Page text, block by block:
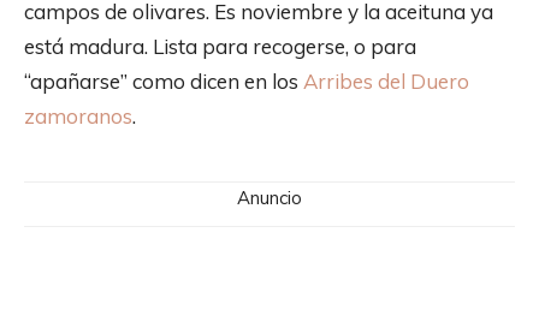
campos de olivares. Es noviembre y la aceituna ya
está madura. Lista para recogerse, o para
“apañarse” como dicen en los Arribes del Duero
zamoranos.
Anuncio